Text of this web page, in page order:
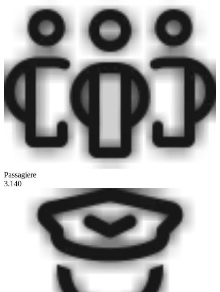
Passagiere
3.140